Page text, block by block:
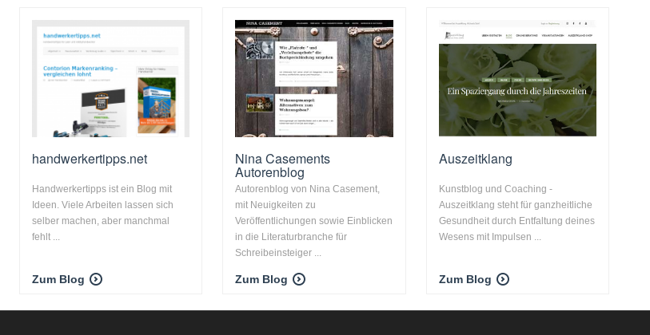
handwerkertipps.net
Handwerkertipps ist ein Blog mit
Ideen. Viele Arbeiten lassen sich
selber machen, aber manchmal
fehlt ...
Zum Blog
Nina Casements
Autorenblog
Autorenblog von Nina Casement,
mit Neuigkeiten zu
Veröffentlichungen sowie Einblicken
in die Literaturbranche für
Schreibeinsteiger ...
Zum Blog
Auszeitklang
Kunstblog und Coaching -
Auszeitklang steht für ganzheitliche
Gesundheit durch Entfaltung deines
Wesens mit Impulsen ...
Zum Blog